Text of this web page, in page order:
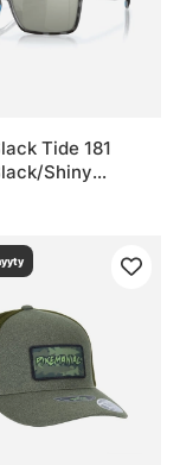
Tide 181
Shiny
Gray 580P